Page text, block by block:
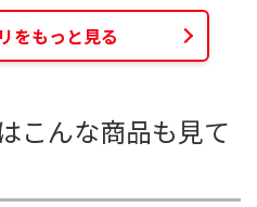
をもっと見る
こんな商品も見て